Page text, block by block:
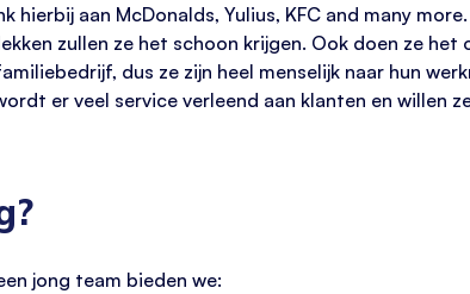
aan McDonalds, Yulius, KFC and many
zullen ze het schoon krijgen. Ook doen ze
dus ze zijn heel menselijk naar hun
er veel service verleend aan klanten en willen
jong team bieden we: